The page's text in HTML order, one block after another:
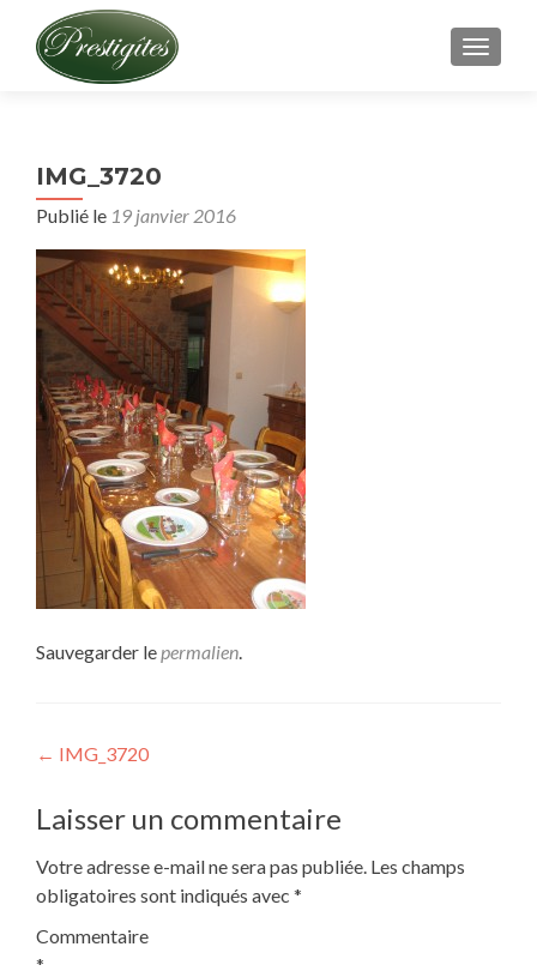
IMG_3720
Publié le 19 janvier 2016
Sauvegarder lepermalien.
Navigation
de
l’article
← IMG_3720
Laisser un commentaire
Votre adresse e-mail ne sera pas publiée. Les champs
obligatoires sont indiqués avec *
Commentaire
*